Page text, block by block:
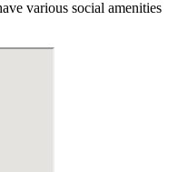
various social amenities